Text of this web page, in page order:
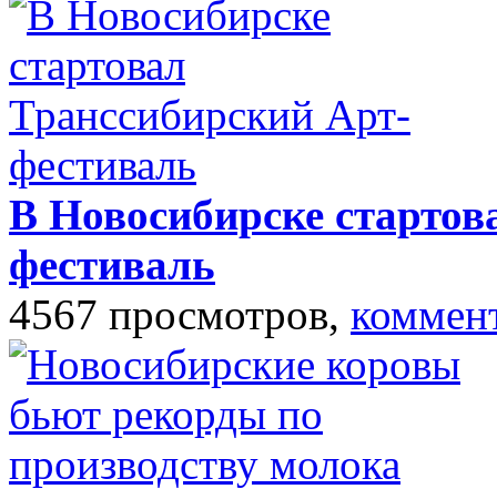
В Новосибирске
фестиваль
4567 просмотров,